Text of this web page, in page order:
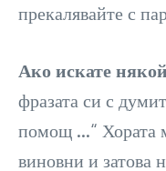
прекалявайте с
Ако искате
фразата си с
помощ …“ Хората
виновни и затова